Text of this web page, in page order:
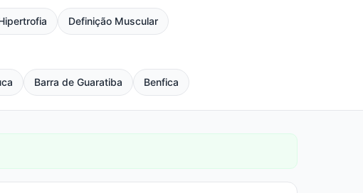
Definição Muscular
Barra de Guaratiba Benfica